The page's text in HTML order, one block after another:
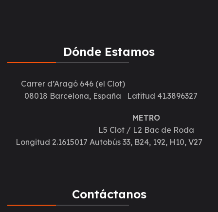
Dónde Estamos
Carrer d’Aragó 646 (el Clot)
08018 Barcelona, España
Latitud 41.3896327
Longitud 2.1615017
METRO
L5 Clot / L2 Bac de Roda
Autobús 33, B24, 192, H10, V27
Contáctanos